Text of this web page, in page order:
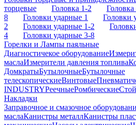
торцевые
Головка 1-2 Головка
8
Головки ударные 1
Головки
2
Головки ударные 1-2
4
Головки ударные 3-8
Горелки и Лампы паяльные
Диагностичекое оборудование
маслаИзмерители давления топлива
ДомкратыБутылочныеБутылочные
телескопическиеВинтовые
INDUSTRYРеечныеРомбические
Накладки
Заправочное и смазочное
маслаКанистры металлКанистры